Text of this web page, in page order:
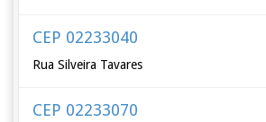
CEP 02233040
Rua Silveira Tavares
CEP 02233070